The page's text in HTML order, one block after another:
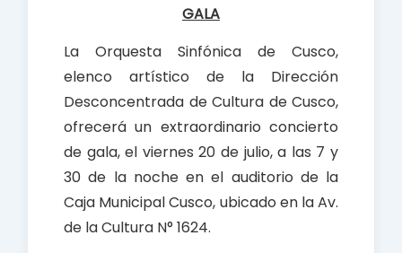
GALA
La Orquesta Sinfónica de Cusco,
elenco artístico de la Dirección
Desconcentrada de Cultura de Cusco,
ofrecerá un extraordinario concierto
de gala, el viernes 20 de julio, a las 7 y
30 de la noche en el auditorio de la
Caja Municipal Cusco, ubicado en la Av.
de la Cultura N° 1624.